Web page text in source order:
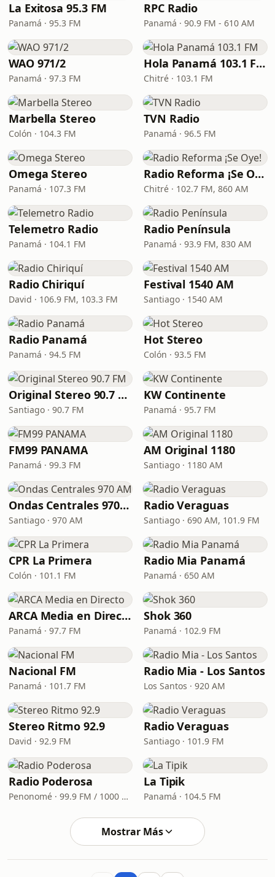
La Exitosa 95.3 FM
Panamá · 95.3 FM
RPC Radio
Panamá · 90.9 FM - 610 AM
WAO 971/2
Panamá · 97.3 FM
Hola Panamá 103.1 FM
Chitré · 103.1 FM
Marbella Stereo
Colón · 104.3 FM
TVN Radio
Panamá · 96.5 FM
Omega Stereo
Panamá · 107.3 FM
Radio Reforma ¡Se Oye!
Chitré · 102.7 FM, 860 AM
Telemetro Radio
Panamá · 104.1 FM
Radio Península
Panamá · 93.9 FM, 830 AM
Radio Chiriquí
David · 106.9 FM, 103.3 FM
Festival 1540 AM
Santiago · 1540 AM
Radio Panamá
Panamá · 94.5 FM
Hot Stereo
Colón · 93.5 FM
Original Stereo 90.7 FM
Santiago · 90.7 FM
KW Continente
Panamá · 95.7 FM
FM99 PANAMA
Panamá · 99.3 FM
AM Original 1180
Santiago · 1180 AM
Ondas Centrales 970 AM
Santiago · 970 AM
Radio Veraguas
Santiago · 690 AM, 101.9 FM
CPR La Primera
Colón · 101.1 FM
Radio Mia Panamá
Panamá · 650 AM
ARCA Media en Directo
Panamá · 97.7 FM
Shok 360
Panamá · 102.9 FM
Nacional FM
Panamá · 101.7 FM
Radio Mia - Los Santos
Los Santos · 920 AM
Stereo Ritmo 92.9
David · 92.9 FM
Radio Veraguas
Santiago · 101.9 FM
Radio Poderosa
Penonomé · 99.9 FM / 1000 AM
La Tipik
Panamá · 104.5 FM
Mostrar Más